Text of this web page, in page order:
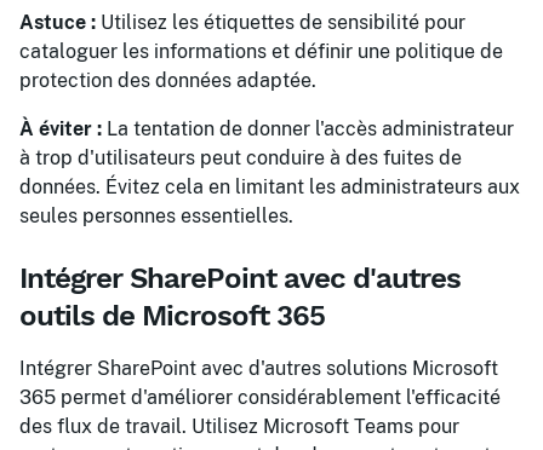
Astuce : Utilisez les étiquettes de sensibilité pour
cataloguer les informations et définir une politique de
protection des données adaptée.
À éviter : La tentation de donner l'accès administrateur
à trop d'utilisateurs peut conduire à des fuites de
données. Évitez cela en limitant les administrateurs aux
seules personnes essentielles.
Intégrer SharePoint avec d'autres
outils de Microsoft 365
Intégrer SharePoint avec d'autres solutions Microsoft
365 permet d'améliorer considérablement l'efficacité
des flux de travail. Utilisez Microsoft Teams pour